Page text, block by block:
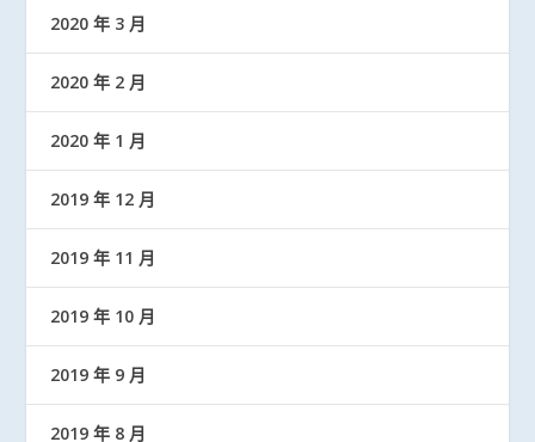
2020 年 3 月
2020 年 2 月
2020 年 1 月
2019 年 12 月
2019 年 11 月
2019 年 10 月
2019 年 9 月
2019 年 8 月